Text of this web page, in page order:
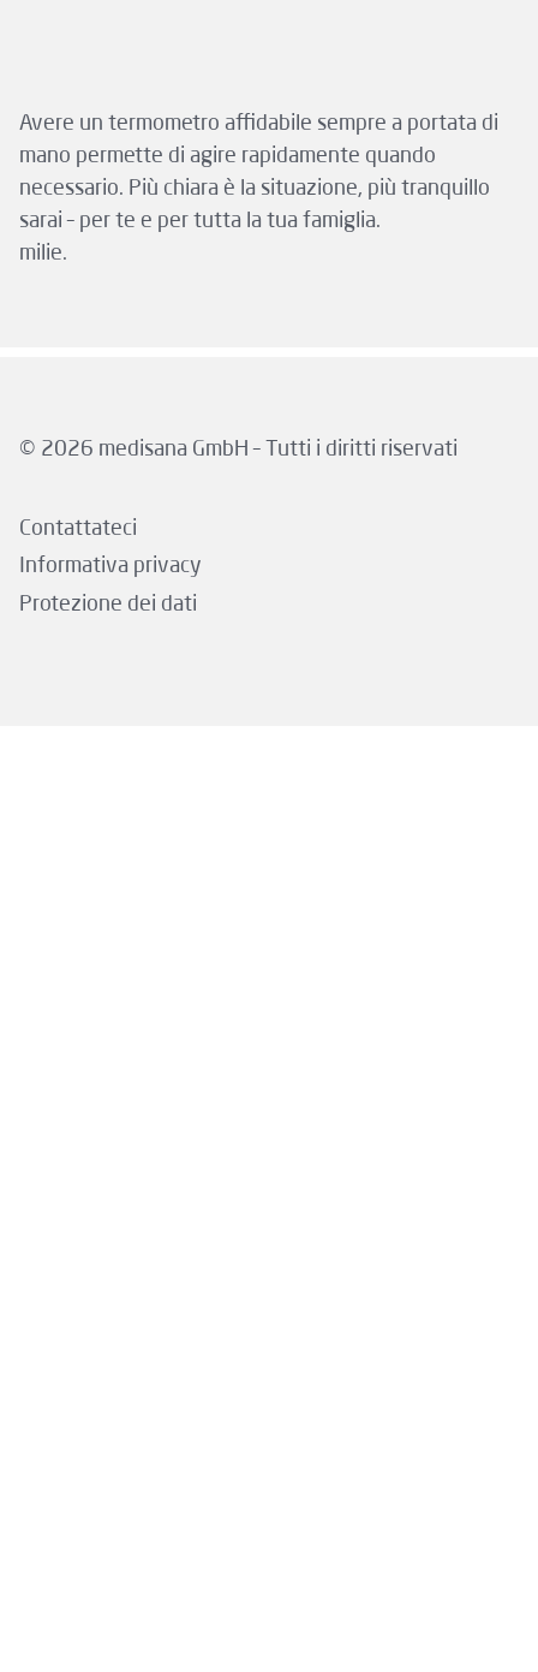
Avere un termometro affidabile sempre a portata di
mano permette di agire rapidamente quando
necessario. Più chiara è la situazione, più tranquillo
sarai – per te e per tutta la tua famiglia.
milie.
© 2026 medisana GmbH – Tutti i diritti riservati
Contattateci
Informativa privacy
Protezione dei dati